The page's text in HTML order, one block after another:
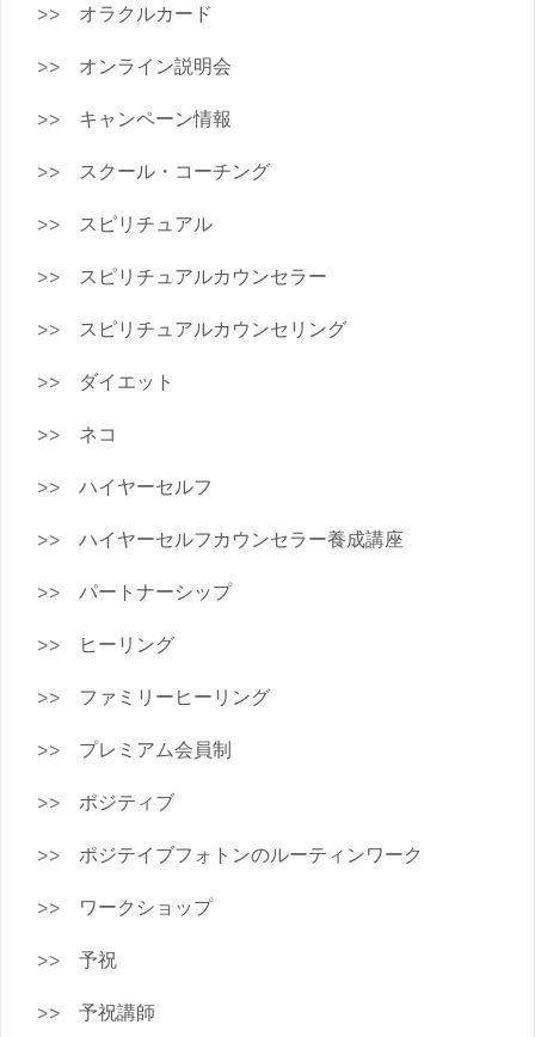
オラクルカード
オンライン説明会
キャンペーン情報
スクール・コーチング
スピリチュアル
スピリチュアルカウンセラー
スピリチュアルカウンセリング
ダイエット
ネコ
ハイヤーセルフ
ハイヤーセルフカウンセラー養成講座
パートナーシップ
ヒーリング
ファミリーヒーリング
プレミアム会員制
ポジティブ
ポジテイブフォトンのルーティンワーク
ワークショップ
予祝
予祝講師